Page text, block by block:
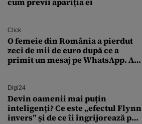
Click
O femeie din România a pierdut
zeci de mii de euro după ce a
primit un mesaj pe WhatsApp. A
Digi24
Devin oamenii mai puțin
inteligenți? Ce este „efectul Flynn
invers” și de ce îi îngrijorează pe